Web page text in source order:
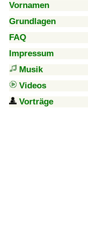
Vornamen
Grundlagen
FAQ
Impressum
Musik
Videos
Vorträge